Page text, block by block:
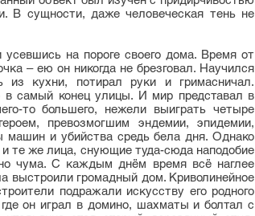
В сущности, даже человеческая тень не
на пороге своего дома. Время от
– ею он никогда не брезговал. Научился
кухни, потирал руки и гримасничал.
в самый конец улицы. И мир представал в
то большего, нежели выиграть четыре
превозмогшим эндемии, эпидемии,
машин и убийства средь бела дня. Однако
и те же лица, снующие туда-сюда наподобие
чума. С каждым днём время всё наглее
выстроили громадный дом. Криволинейное
подражали искусству его родного
он играл в домино, шахматы и болтал с